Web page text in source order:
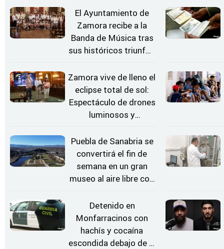
El Ayuntamiento de
Zamora recibe a la
Banda de Música tras
sus históricos triunfos
Zamora vive de lleno el
eclipse total de sol:
Espectáculo de drones
luminosos y
Estrellas
Puebla de Sanabria se
convertirá el fin de
semana en un gran
museo al aire libre con
Detenido en
Monfarracinos con
hachís y cocaína
escondida debajo de la